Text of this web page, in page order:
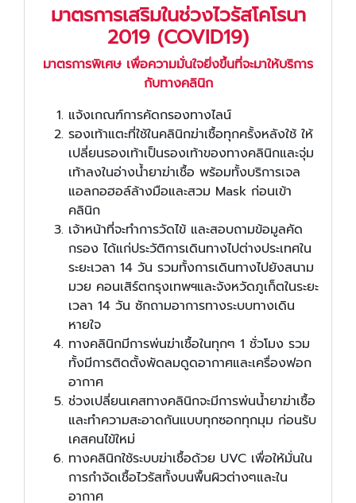
มาตรการเสริมในช่วงไวรัสโคโรนา
2019 (COVID19)
มาตรการพิเศษ เพื่อความมั่นใจยิ่งขึ้นที่จะมาให้บริการ
กับทางคลินิก
แจ้งเกณฑ์การคัดกรองทางไลน์
รองเท้าแตะที่ใช้ในคลินิกฆ่าเชื้อทุกครั้งหลังใช้ ให้
เปลี่ยนรองเท้าเป็นรองเท้าของทางคลินิกและจุ่ม
เท้าลงในอ่างน้ำยาฆ่าเชื้อ พร้อมทั้งบริการเจล
แอลกอฮอล์ล้างมือและสวม Mask ก่อนเข้า
คลินิก
เจ้าหน้าที่จะทำการวัดไข้ และสอบถามข้อมูลคัด
กรอง ได้แก่ประวัติการเดินทางไปต่างประเทศใน
ระยะเวลา 14 วัน รวมทั้งการเดินทางไปยังสนาม
มวย คอนเสิร์ตกรุงเทพฯและจังหวัดภูเก็ตในระยะ
เวลา 14 วัน ซักถามอาการทางระบบทางเดิน
หายใจ
ทางคลินิกมีการพ่นฆ่าเชื้อในทุกๆ 1 ชั่วโมง รวม
ทั้งมีการติดตั้งพัดลมดูดอากาศและเครื่องฟอก
อากาศ
ช่วงเปลี่ยนเคสทางคลินิกจะมีการพ่นน้ำยาฆ่าเชื้อ
และทำความสะอาดกันแบบทุกซอกทุกมุม ก่อนรับ
เคสคนไข้ใหม่
ทางคลินิกใช้ระบบฆ่าเชื้อด้วย UVC เพื่อให้มั่นใน
การกำจัดเชื้อไวรัสทั้งบนพื้นผิวต่างๆและใน
อากาศ